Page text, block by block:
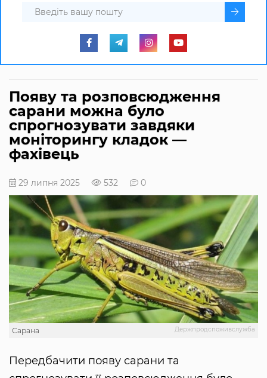
Появу та розповсюдження
сарани можна було
спрогнозувати завдяки
моніторингу кладок —
фахівець
29 липня 2025 532 0
Держпродспоживслужба
Сарана
Передбачити появу сарани та